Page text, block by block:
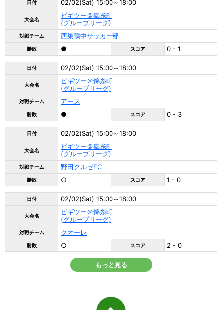
日付 02/02(Sat) 15:00～18:00
大会名
ビギツー＠錦糸町
(グループリーグ)
対戦チーム 西巣鴨中サッカー部
勝敗 ● スコア 0 - 1
日付 02/02(Sat) 15:00～18:00
大会名
ビギツー＠錦糸町
(グループリーグ)
対戦チーム アース
勝敗 ● スコア 0 - 3
日付 02/02(Sat) 15:00～18:00
大会名
ビギツー＠錦糸町
(グループリーグ)
対戦チーム 野田クルゼFC
勝敗 ○ スコア 1 - 0
日付 02/02(Sat) 15:00～18:00
大会名
ビギツー＠錦糸町
(グループリーグ)
対戦チーム クオーレ
勝敗 ○ スコア 2 - 0
もっと見る